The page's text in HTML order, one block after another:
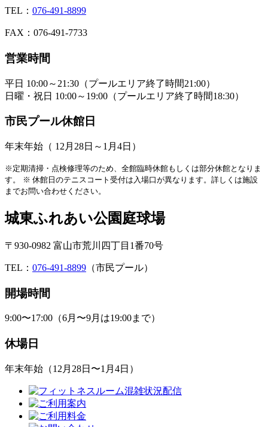
TEL： 076-491-8899
FAX：076-491-7733
営業時間
平日 10:00～21:30（プールエリア終了時間21:00）
日曜・祝日 10:00～19:00（プールエリア終了時間18:30）
市民プール休館日
年末年始（ 12月28日～1月4日）
※定期清掃・点検修理等のため、全館臨時休館もしくは部分休館となりま
す。
※ 休館日のテニスコート受付は入場口が異なります。詳しくは施設
までお問い合わせください。
城東ふれあい公園庭球場
〒930-0982 富山市荒川四丁目1番70号
TEL： 076-491-8899 （市民プール）
開場時間
9:00〜17:00（6月〜9月は19:00まで）
休場日
年末年始（12月28日〜1月4日）